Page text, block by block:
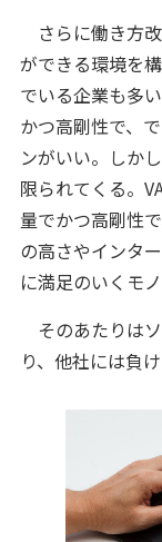
さらに働き方
ができる環境を
でいる企業も多
かつ高剛性で、
ンがいい。しか
限られてくる。
量でかつ高剛性
の高さやインタ
に満足のいくモ
そのあたりは
り、他社には負